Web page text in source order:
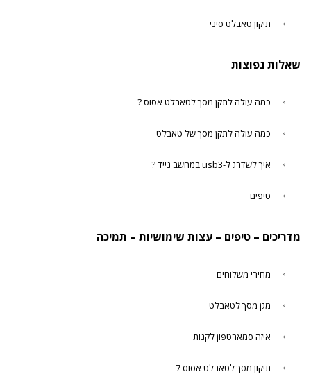
תיקון טאבלט סיני
שאלות נפוצות
כמה עולה לתקן מסך לטאבלט אסוס ?
כמה עולה לתקן מסך של טאבלט
איך לשדרג ל-usb3 במחשב נייד ?
טיפים
מדריכים – טיפים – עצות שימושיות – תמיכה
מחירי משלוחים
מגן מסך לטאבלט
איזה סמארטפון לקנות
תיקון מסך לטאבלט אסוס 7